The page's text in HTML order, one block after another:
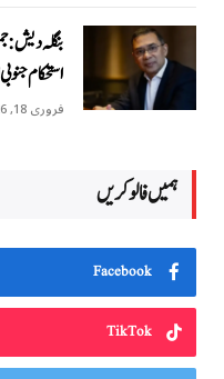
بنگلہ دیش:
استحکام
فروری 18, 2026
ہمیں فالو کریں
Facebook
TikTok